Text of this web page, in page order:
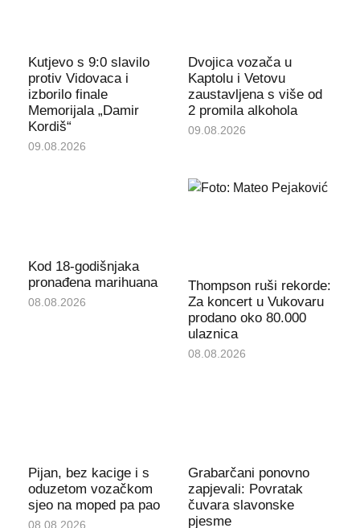
Kutjevo s 9:0 slavilo
protiv Vidovaca i
izborilo finale
Memorijala „Damir
Kordiš“
09.08.2026
Dvojica vozača u
Kaptolu i Vetovu
zaustavljena s više od
2 promila alkohola
09.08.2026
Kod 18-godišnjaka
pronađena marihuana
08.08.2026
Thompson ruši rekorde:
Za koncert u Vukovaru
prodano oko 80.000
ulaznica
08.08.2026
Pijan, bez kacige i s
oduzetom vozačkom
sjeo na moped pa pao
08.08.2026
Grabarčani ponovno
zapjevali: Povratak
čuvara slavonske
pjesme